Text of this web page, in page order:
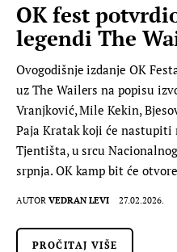
OK fest
legendi The
Ovogodišnje izdanje OK
uz The Wailers na popisu
Vranjković, Mile Kekin,
Paja Kratak koji će
Tjentišta, u srcu
srpnja. OK kamp bit će
AUTOR VEDRAN LEVI 27.02.2026.
PROČITAJ VIŠE